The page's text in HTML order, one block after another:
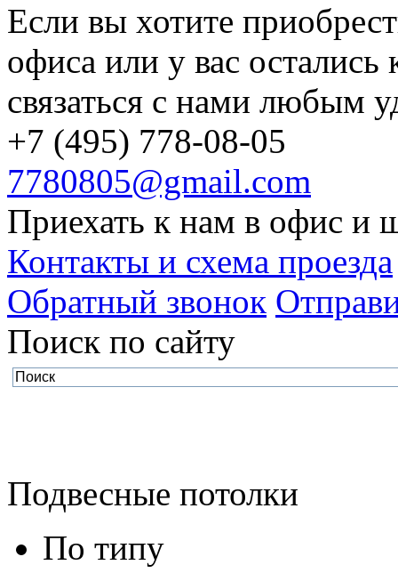
Если вы хотите
офиса или у вас
связаться с нами любым
+7 (495) 778-08-05
7780805@gmail.com
Приехать к нам в офис и
Контакты и схема проезда
Обратный звонок
Поиск по cайту
Подвесные потолки
По типу